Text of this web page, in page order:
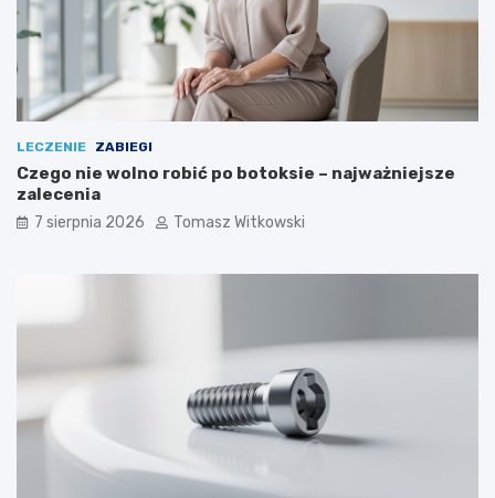
LECZENIE ZABIEGI
Czego nie wolno robić po botoksie – najważniejsze
zalecenia
7 sierpnia 2026 Tomasz Witkowski